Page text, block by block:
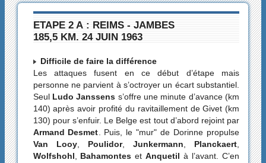
ETAPE 2 A : REIMS - JAMBES
185,5 KM. 24 JUIN 1963
Difficile de faire la différence
Les attaques fusent en ce début d’étape mais
personne ne parvient à s’octroyer un écart substantiel.
Seul Ludo Janssens s’offre une minute d’avance (km
140) après avoir profité du ravitaillement de Givet (km
130) pour s’enfuir. Le Belge est tout d’abord rejoint par
Armand Desmet. Puis, le "mur" de Dorinne propulse
Van Looy, Poulidor,Junkermann, Planckaert,
Wolfshohl, Bahamontes etAnquetil à l’avant. C’en